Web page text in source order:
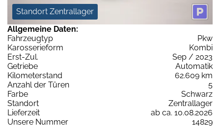
Standort Zentrallager
Allgemeine Daten:
Fahrzeugtyp
Pkw
Karosserieform
Kombi
Erst-Zul.
Sep / 2023
Getriebe
Automatik
Kilometerstand
62.609 km
Anzahl der Türen
5
Farbe
Schwarz
Standort
Zentrallager
Lieferzeit
ab ca. 10.08.2026
Unsere Nummer
14829